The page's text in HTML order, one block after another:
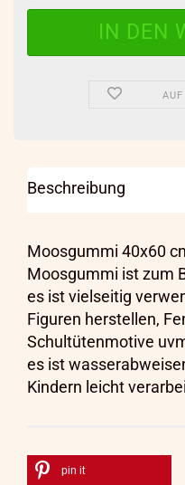
Beschreibung
Moosgummi 40x60
Moosgummi ist zum
es ist vielseitig
Figuren herstellen,
Schultütenmotive
es ist
Kindern leicht
pin it